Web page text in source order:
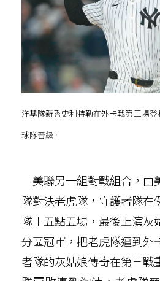
洋基隊新秀史利特勒在外卡戰第三場
球隊晉級。
美聯另一組對戰組合，由
隊對決老虎隊，守護者隊在
隊十五點五場，最後上演灰
分區冠軍，把老虎隊逼到外
者隊的灰姑娘傳奇在第三戰